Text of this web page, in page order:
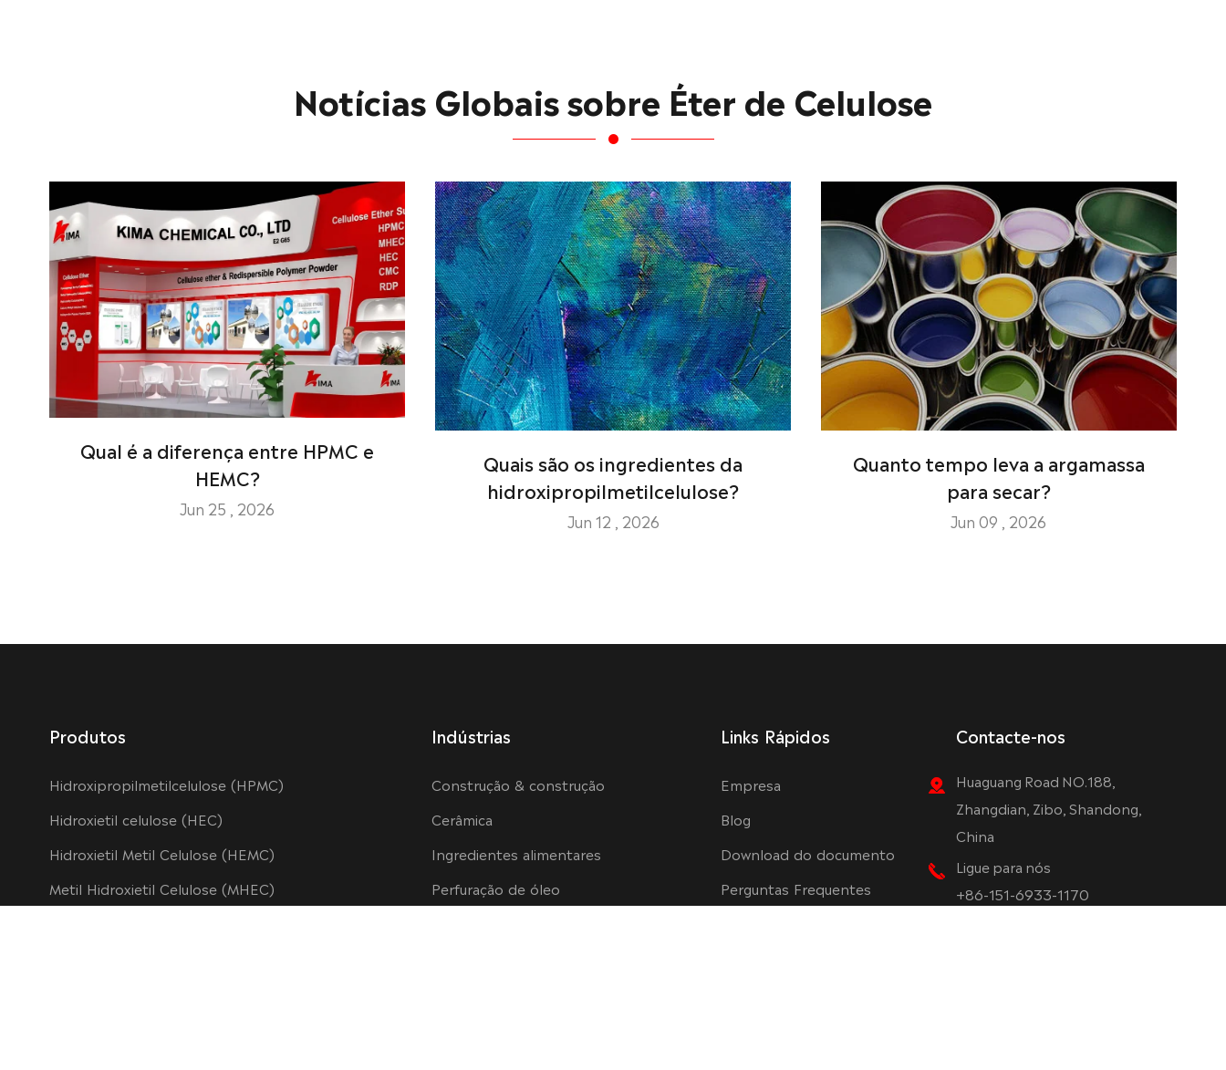
Notícias Globais sobre Éter de Celulose
Qual é a diferença entre HPMC e
HEMC?
Jun 25 , 2026
Quais são os ingredientes da
hidroxipropilmetilcelulose?
Jun 12 , 2026
Quanto tempo leva a argamassa
para secar?
Jun 09 , 2026
Produtos
Hidroxipropilmetilcelulose (HPMC)
Hidroxietil celulose (HEC)
Hidroxietil Metil Celulose (HEMC)
Metil Hidroxietil Celulose (MHEC)
Indústrias
Construção & construção
Cerâmica
Ingredientes alimentares
Perfuração de óleo
Links Rápidos
Empresa
Blog
Download do documento
Perguntas Frequentes
Contacte-nos
Huaguang Road NO.188,
Zhangdian, Zibo, Shandong,
China
Ligue para nós
+86-151-6933-1170